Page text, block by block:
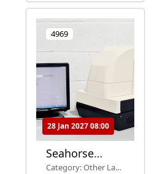
4969
28 Jan 2027 08:00
Seahorse
Bioscience
Category: Other Lab